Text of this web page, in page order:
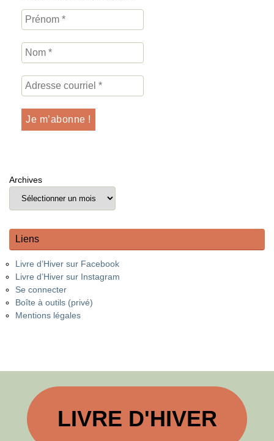
Archives
Liens
Livre d’Hiver sur Facebook
Livre d’Hiver sur Instagram
Se connecter
Boîte à outils (privé)
Mentions légales
LIVRE D'HIVER